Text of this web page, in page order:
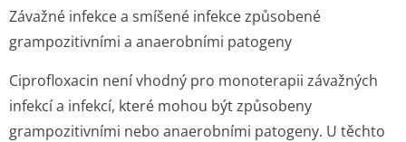
Závažné infekce a smíšené infekce způsobené
grampozitivními a anaerobními patogeny
Ciprofloxacin není vhodný pro monoterapii závažných
infekcí a infekcí, které mohou být způsobeny
grampozitivními nebo anaerobními patogeny. U těchto